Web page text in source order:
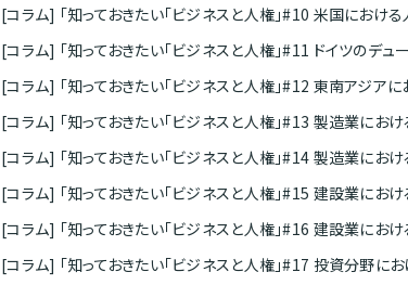
[コラム] 「知っておきたい「ビジネスと人権」#10 米国におけ
[コラム] 「知っておきたい「ビジネスと人権」#11 ドイツのデュ
[コラム] 「知っておきたい「ビジネスと人権」#12 東南アジア
[コラム] 「知っておきたい「ビジネスと人権」#13 製造業におけ
[コラム] 「知っておきたい「ビジネスと人権」#14 製造業におけ
[コラム] 「知っておきたい「ビジネスと人権」#15 建設業におけ
[コラム] 「知っておきたい「ビジネスと人権」#16 建設業におけ
[コラム] 「知っておきたい「ビジネスと人権」#17 投資分野にお